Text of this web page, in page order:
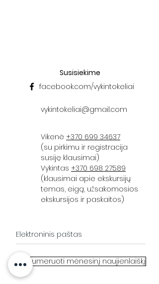
Susisiekime
facebook.com/vykintokeliai
vykintokeliai@gmail.com
Vikenė +370 699 34637
(su pirkimu ir registracija
susiję klausimai)
Vykintas +370 698 27589
(klausimai apie ekskursijų
temas, eigą, užsakomosios
ekskursijos ir paskaitos)
Prenumeruoti mėnesinį naujienlaiškį